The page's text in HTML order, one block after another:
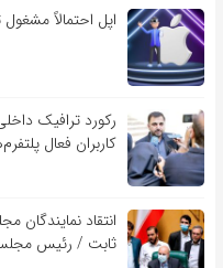
اپل احتمالاً
رکورد ترافیک
کاربران فعال
انتقاد نمایندگان
ثابت / رئیس